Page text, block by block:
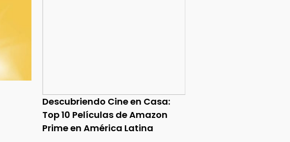
Descubriendo Cine en Casa:
Top 10 Películas de Amazon
Prime en América Latina